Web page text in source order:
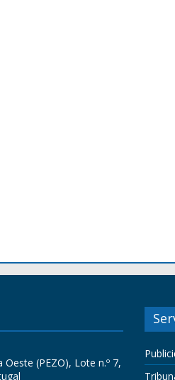
(PEZO), Lote n.º 7,